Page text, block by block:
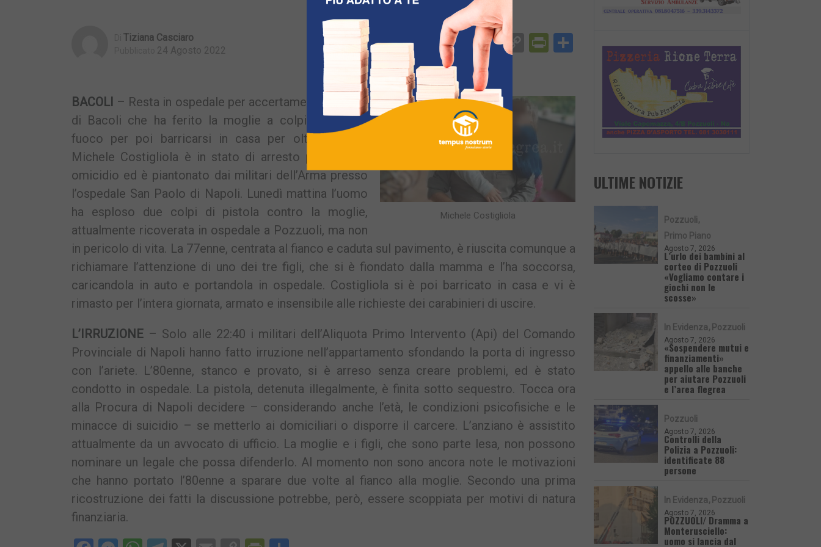
Tiziana Casciaro
24 Agosto 2022 Facebook
Messenger
WhatsApp
Telegram
X EmailCopyPrintFriendly
Condividi
Michele Costigliola
BACOLI – Resta in ospedale per accertamenti l’80enne
di Bacoli che ha ferito la moglie a colpi d’arma da
fuoco per poi barricarsi in casa per oltre 12 ore.
Michele Costigliola è in stato di arresto per tentato
omicidio ed è piantonato dai militari dell’Arma presso
l’ospedale San Paolo di Napoli. Lunedì mattina l’uomo
ha esploso due colpi di pistola contro la moglie,
attualmente ricoverata in ospedale a Pozzuoli, ma non
in pericolo di vita. La 77enne, centrata al fianco e caduta sul pavimento, è riuscita comunque a
richiamare l’attenzione di uno dei tre figli, che si è fiondato dalla mamma e l’ha soccorsa,
caricandola in auto e portandola in ospedale. Costigliola si è poi barricato in casa e vi è
rimasto per l’intera giornata, armato e insensibile alle richieste dei carabinieri di uscire.
L’IRRUZIONE – Solo alle 22:40 i militari dell’Aliquota Primo Intervento (Api) del Comando
Provinciale di Napoli hanno fatto irruzione nell’appartamento sfondando la porta di ingresso
con l’ariete. L’80enne, stanco e provato, si è arreso senza creare problemi, ed è stato
condotto in ospedale. La pistola, detenuta illegalmente, è finita sotto sequestro. Tocca ora
alla Procura di Napoli decidere – considerando anche l’età, le condizioni psicofisiche e le
minacce di suicidio – se metterlo ai domiciliari o disporre il carcere. L’anziano è assistito
attualmente da un avvocato di ufficio. La moglie e i figli, che sono parte lesa, non possono
nominare un legale che possa difenderlo. Al momento non sono ancora note le motivazioni
che hanno portato l’80enne a sparare due volte al fianco alla moglie. Secondo una prima
ricostruzione dei fatti la discussione potrebbe, però, essere scoppiata per motivi di natura
finanziaria.
ULTIME NOTIZIE
Pozzuoli
Primo Piano
Agosto 7, 2026
L’urlo dei bambini al
corteo di Pozzuoli
«Vogliamo contare i
giochi non le
scosse»
In Evidenza Pozzuoli
Agosto 7, 2026
«Sospendere mutui e
finanziamenti»
appello alle banche
per aiutare Pozzuoli
e l’area flegrea
Pozzuoli
Agosto 7, 2026
Controlli della
Polizia a Pozzuoli:
identificate 88
persone
In Evidenza Pozzuoli
Agosto 7, 2026
POZZUOLI/ Dramma a
Monterusciello:
uomo si lancia dal